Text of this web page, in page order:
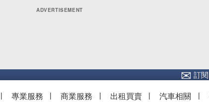
✉訂
| 專業服務 | 商業服務 | 出租買賣 | 汽車相關 |